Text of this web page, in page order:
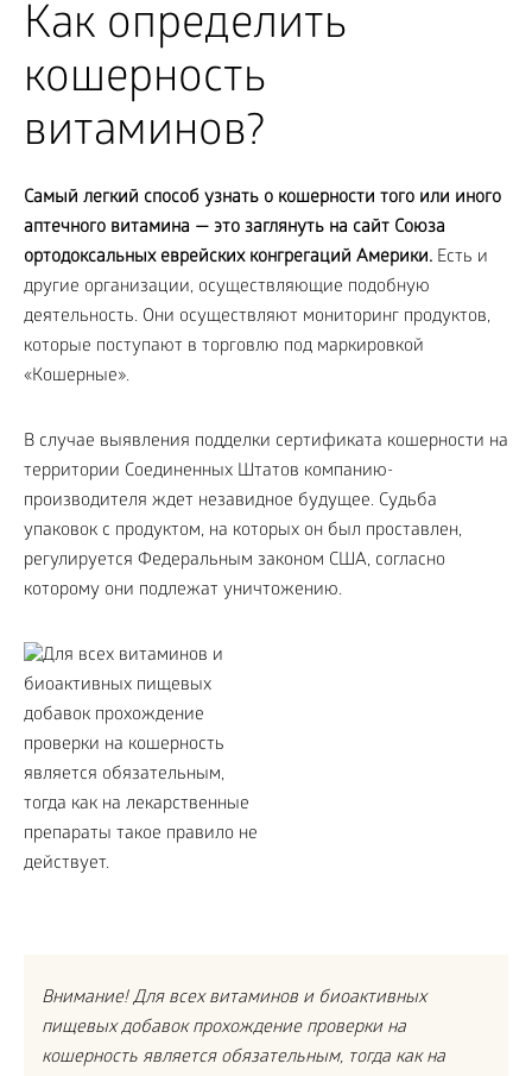
Как определить
кошерность
витаминов?
Самый легкий способ узнать о кошерности того или иного
аптечного витамина — это заглянуть на сайт Союза
ортодоксальных еврейских конгрегаций Америки. Есть и
другие организации, осуществляющие подобную
деятельность. Они осуществляют мониторинг продуктов,
которые поступают в торговлю под маркировкой
«Кошерные».
В случае выявления подделки сертификата кошерности на
территории Соединенных Штатов компанию-
производителя ждет незавидное будущее. Судьба
упаковок с продуктом, на которых он был проставлен,
регулируется Федеральным законом США, согласно
которому они подлежат уничтожению.
Внимание! Для всех витаминов и биоактивных
пищевых добавок прохождение проверки на
кошерность является обязательным, тогда как на